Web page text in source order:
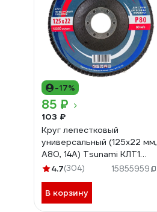
-17%
85 ₽
103 ₽
Круг лепестковый
универсальный (125х22 мм,
А80, 14А) Tsunami КЛТ1
D96100000012580
4.7(304) 15855959
В корзину